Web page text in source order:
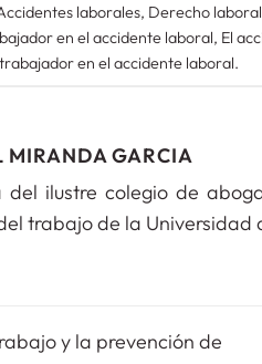
laborales, Derecho laboral
en el accidente laboral, El
en el accidente laboral.
MIRANDA GARCIA
del ilustre colegio de
trabajo de la Universidad
y la prevención de